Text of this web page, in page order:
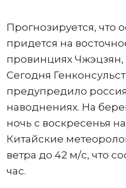
Прогнозируется, что
придется на
провинциях
Сегодня
предупредило
наводнениях. На
ночь с воскресенья
Китайские
ветра до 42 м/с, что
час.